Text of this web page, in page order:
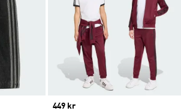
Price
449 kr